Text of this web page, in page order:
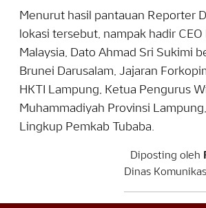
Menurut hasil pantauan Reporter
lokasi tersebut, nampak hadir
Malaysia, Dato Ahmad Sri Sukimi
Brunei Darusalam, Jajaran
HKTI Lampung, Ketua Pengurus
Muhammadiyah Provinsi
Lingkup Pemkab Tubaba.
Diposting oleh
Dinas